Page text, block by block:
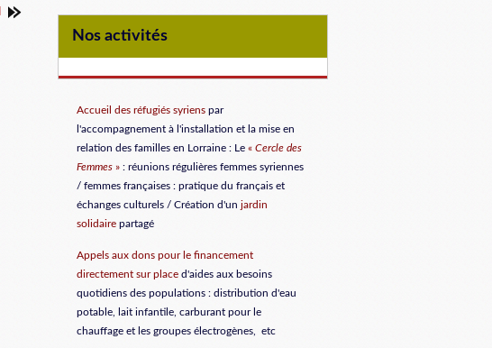
Nos activités
Accueil des réfugiés syrienspar
l'accompagnement à l'installation et la mise en
relation des familles en Lorraine: Le « Cercle des
Femmes »: réunions régulières femmes syriennes
/ femmes françaises : pratique du français et
échanges culturels / Création d'un jardin
solidairepartagé
Appels aux dons pour le financement
directement sur placed'aides aux besoins
quotidiens des populations : distribution d'eau
potable, lait infantile, carburant pour le
chauffage et les groupes électrogènes, etc